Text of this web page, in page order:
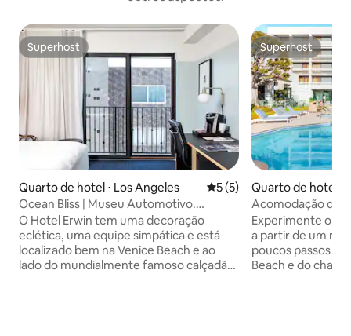
Superhost
Superhost
Quarto de hotel ⋅ Los Angeles 5 de uma avaliação média
5 (5)
Ocean Bliss | Museu Automotivo.
Lounge no terraço
O Hotel Erwin tem uma decoração
eclética, uma equipe simpática e está
localizado bem na Venice Beach e ao
lado do mundialmente famoso calçadão
Superhost
Superhost
Quarto de hotel ⋅
ey
Acomodação de
+ restaurante e
Experimente o
a partir de um
poucos passos
Beach e do